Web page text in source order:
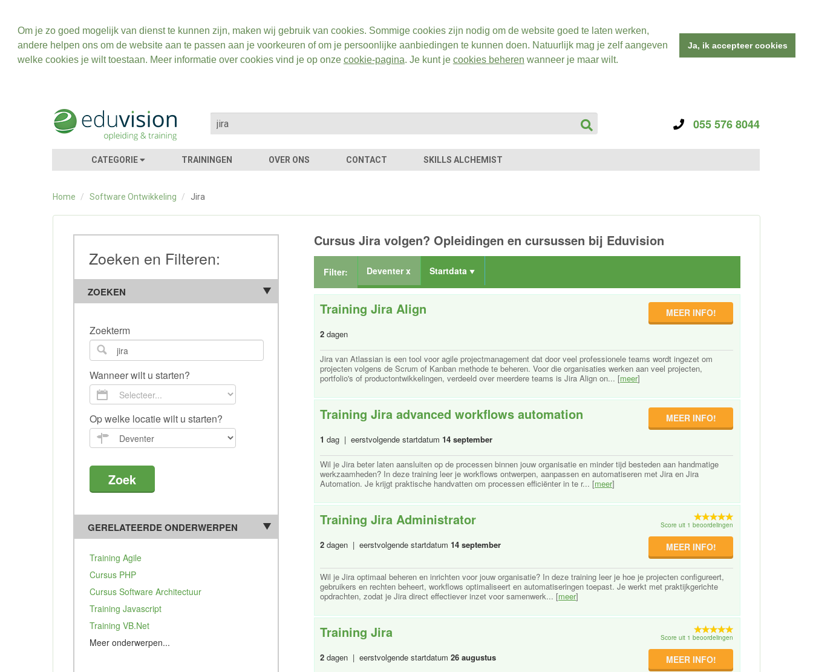
Om je zo goed mogelijk van dienst te kunnen zijn, maken wij gebruik van cookies. Sommige cookies zijn nodig om de website goed te laten werken,
andere helpen ons om de website aan te passen aan je voorkeuren of om je persoonlijke aanbiedingen te kunnen doen. Natuurlijk mag je zelf aangeven
welke cookies je wilt toestaan. Meer informatie over cookies vind je op onze cookie-pagina. Je kunt je cookies beheren wanneer je maar wilt.
Ja, ik accepteer cookies
055 576 8044
CATEGORIE TRAININGEN OVER ONS CONTACT SKILLS ALCHEMIST
Home / Software Ontwikkeling / Jira
Zoeken en Filteren:
ZOEKEN
Zoekterm
Wanneer wilt u starten?
Op welke locatie wilt u starten?
GERELATEERDE ONDERWERPEN
Training Agile
Cursus PHP
Cursus Software Architectuur
Training Javascript
Training VB.Net
Meer onderwerpen...
Cursus Jira volgen? Opleidingen en cursussen bij Eduvision
Filter: Deventer x Startdata
Training Jira Align
2 dagen
MEER INFO!
Jira van Atlassian is een tool voor agile projectmanagement dat door veel professionele teams wordt ingezet om
projecten volgens de Scrum of Kanban methode te beheren. Voor die organisaties werken aan veel projecten,
portfolio's of productontwikkelingen, verdeeld over meerdere teams is Jira Align on... [meer]
Training Jira advanced workflows automation
1 dag | eerstvolgende startdatum 14 september
MEER INFO!
Wil je Jira beter laten aansluiten op de processen binnen jouw organisatie en minder tijd besteden aan handmatige
werkzaamheden? In deze training leer je workflows ontwerpen, aanpassen en automatiseren met Jira en Jira
Automation. Je krijgt praktische handvatten om processen efficiënter in te r... [meer]
Training Jira Administrator
2 dagen | eerstvolgende startdatum 14 september
Score uit 1 beoordelingen
MEER INFO!
Wil je Jira optimaal beheren en inrichten voor jouw organisatie? In deze training leer je hoe je projecten configureert,
gebruikers en rechten beheert, workflows optimaliseert en automatiseringen toepast. Je werkt met praktijkgerichte
opdrachten, zodat je Jira direct effectiever inzet voor samenwerk... [meer]
Training Jira
2 dagen | eerstvolgende startdatum 26 augustus
Score uit 1 beoordelingen
MEER INFO!